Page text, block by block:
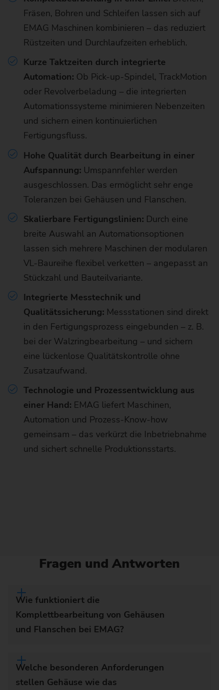
Fräsen, Bohren und Schleifen lassen sich auf
EMAG Maschinen kombinieren – das reduziert
Rüstzeiten und Durchlaufzeiten erheblich.
Kurze Taktzeiten durch integrierte
Automation: Ob Pick-up-Spindel, TrackMotion
oder Revolverbeladung – die integrierten
Automationssysteme minimieren Nebenzeiten
und sichern einen kontinuierlichen
Fertigungsfluss.
Hohe Qualität durch Bearbeitung in einer
Aufspannung: Umspannfehler werden
ausgeschlossen. Das ermöglicht sehr enge
Toleranzen bei Gehäusen und Flanschen.
Skalierbare Fertigungslinien: Durch eine
breite Auswahl an Automationsoptionen
lassen sich mehrere Maschinen der modularen
VL-Baureihe flexibel verketten – angepasst an
Stückzahl und Bauteilvariante.
Integrierte Messtechnik und
Qualitätssicherung: Messstationen sind direkt
in den Fertigungsprozess eingebunden – z. B.
bei der Walzringbearbeitung – und sichern
eine lückenlose Qualitätskontrolle ohne
Zusatzaufwand.
Technologie und Prozessentwicklung aus
einer Hand: EMAG liefert Maschinen,
Automation und Prozess-Know-how
gemeinsam – das verkürzt die Inbetriebnahme
und sichert schnelle Produktionsstarts.
Fragen und Antworten
Wie funktioniert die
Komplettbearbeitung von Gehäusen
und Flanschen bei EMAG?
Welche besonderen Anforderungen
stellen Gehäuse wie das